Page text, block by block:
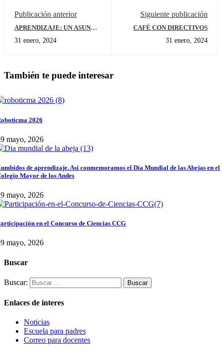
Publicación anterior
APRENDIZAJE: UN ASUNTO
E INTERNACIONAL.
MINDEDNESS
31 enero, 2024
Siguiente publicación
CAFÉ CON DIRECTIVOS
31 enero, 2024
También te puede interesar
2026
mayo, 2026
de aprendizaje. Así conmemoramos el Día Mundial de las Abejas en el
Mayor de los Andes
mayo, 2026
en el Concurso de Ciencias CCG
mayo, 2026
Buscar
Buscar:
Enlaces de interes
Noticias
Escuela para padres
Correo para docentes